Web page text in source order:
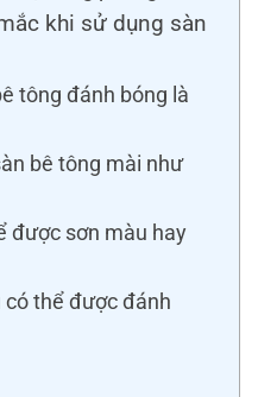
khi sử dụng sàn
tông đánh bóng là
bê tông mài như
được sơn màu hay
có thể được đánh